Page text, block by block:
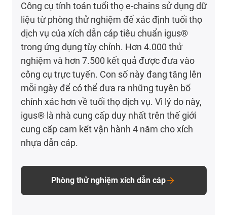
Công cụ tính toán tuổi thọ e-chains sử dụng dữ
liệu từ phòng thử nghiệm để xác định tuổi thọ
dịch vụ của xích dẫn cáp tiêu chuẩn igus®
trong ứng dụng tùy chỉnh. Hơn 4.000 thử
nghiệm và hơn 7.500 kết quả được đưa vào
công cụ trực tuyến. Con số này đang tăng lên
mỗi ngày để có thể đưa ra những tuyên bố
chính xác hơn về tuổi thọ dịch vụ. Vì lý do này,
igus®là nhà cung cấp duy nhất trên thế giới
cung cấp cam kết vận hành 4 năm cho xích
nhựa dẫn cáp.
Phòng thử nghiệm xích dẫn cáp